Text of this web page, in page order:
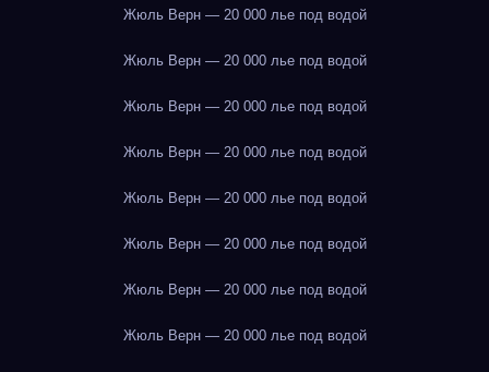
Жюль Верн — 20 000 лье под водой
Жюль Верн — 20 000 лье под водой
Жюль Верн — 20 000 лье под водой
Жюль Верн — 20 000 лье под водой
Жюль Верн — 20 000 лье под водой
Жюль Верн — 20 000 лье под водой
Жюль Верн — 20 000 лье под водой
Жюль Верн — 20 000 лье под водой